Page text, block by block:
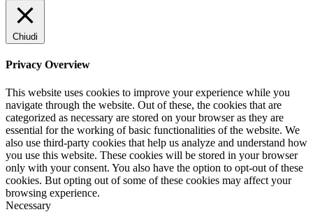
Chiudi
Privacy Overview
This website uses cookies to improve your experience while you
navigate through the website. Out of these, the cookies that are
categorized as necessary are stored on your browser as they are
essential for the working of basic functionalities of the website. We
also use third-party cookies that help us analyze and understand how
you use this website. These cookies will be stored in your browser
only with your consent. You also have the option to opt-out of these
cookies. But opting out of some of these cookies may affect your
browsing experience.
Necessary